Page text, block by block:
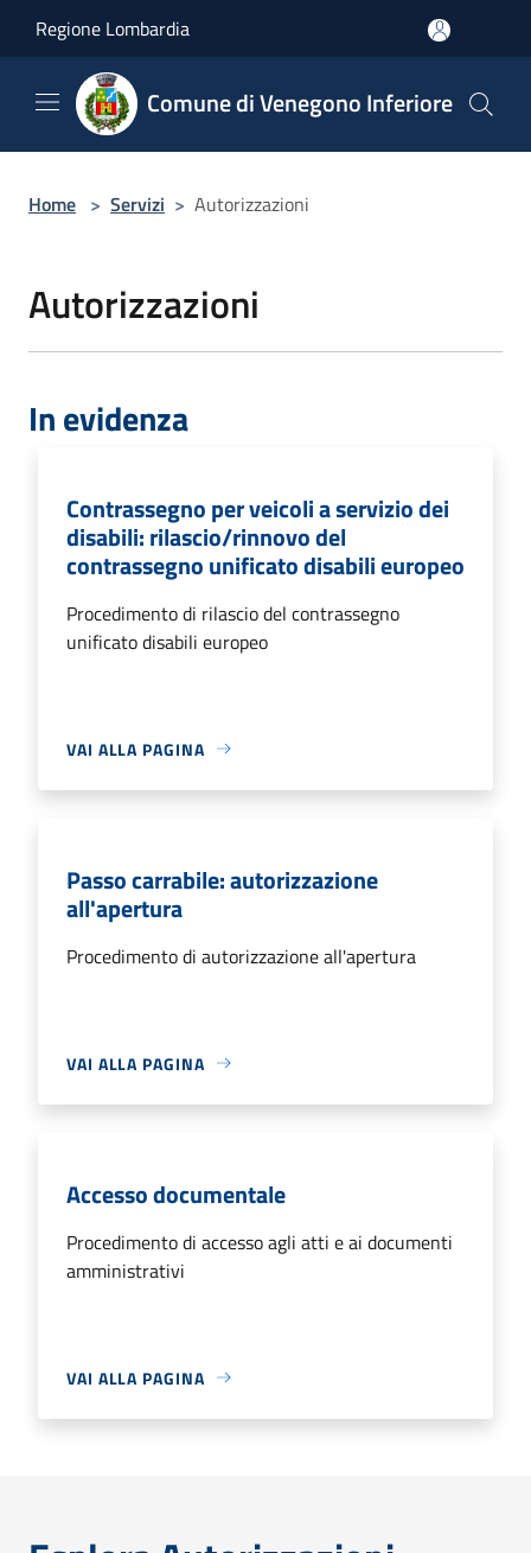
Regione Lombardia
Comune di Venegono Inferiore
Home > Servizi > Autorizzazioni
Autorizzazioni
In evidenza
Contrassegno per veicoli a servizio dei
disabili: rilascio/rinnovo del
contrassegno unificato disabili europeo
Procedimento di rilascio del contrassegno
unificato disabili europeo
VAI ALLA PAGINA
Passo carrabile: autorizzazione
all'apertura
Procedimento di autorizzazione all'apertura
VAI ALLA PAGINA
Accesso documentale
Procedimento di accesso agli atti e ai documenti
amministrativi
VAI ALLA PAGINA